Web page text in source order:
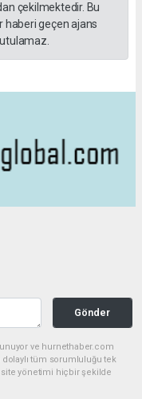
çekilmektedir. Bu
haberi geçen ajans
Gönder
ve hurnethaber.com
dolaylı tüm sorumluluğu tek
site yönetimi hiçbir şekilde